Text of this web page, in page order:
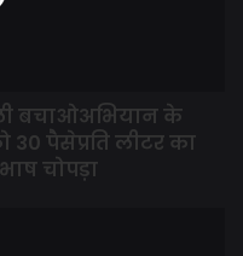
बचाओअभियान के
30 पैसेप्रति लीटर का
चोपड़ा